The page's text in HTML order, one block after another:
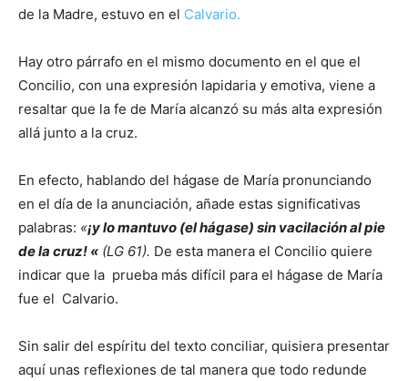
de la Madre, estuvo en el Calvario.
Hay otro párrafo en el mismo documento en el que el
Concilio, con una expresión lapidaria y emotiva, viene a
resaltar que la fe de María alcanzó su más alta expresión
allá junto a la cruz.
En efecto, hablando del hágase de María pronunciando
en el día de la anunciación, añade estas significativas
palabras: «¡y lo mantuvo (el hágase) sin vacilación al pie
de la cruz! « (LG 61). De esta manera el Concilio quiere
indicar que la prueba más difícil para el hágase de María
fue el Calvario.
Sin salir del espíritu del texto conciliar, quisiera presentar
aquí unas reflexiones de tal manera que todo redunde